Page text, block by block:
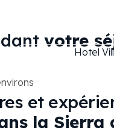
Hôtel
votre
et
la Sierra